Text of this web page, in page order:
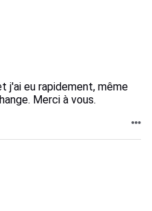
j'ai eu rapidement, même
Merci à vous.